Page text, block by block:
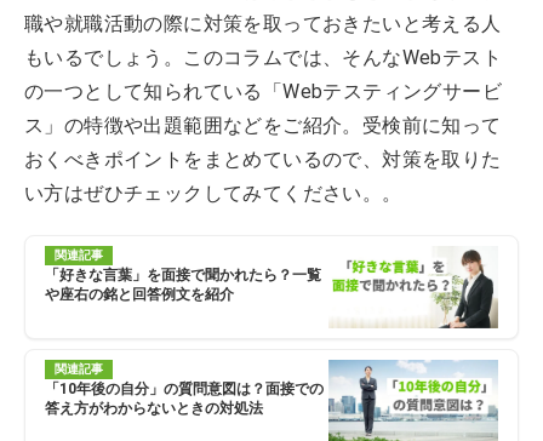
職や就職活動の際に対策を取っておきたいと考える人
もいるでしょう。このコラムでは、そんなWebテスト
の一つとして知られている「Webテスティングサービ
ス」の特徴や出題範囲などをご紹介。受検前に知って
おくべきポイントをまとめているので、対策を取りた
い方はぜひチェックしてみてください。。
関連記事
「好きな言葉」を面接で聞かれたら？一覧
や座右の銘と回答例文を紹介
関連記事
「10年後の自分」の質問意図は？面接での
答え方がわからないときの対処法